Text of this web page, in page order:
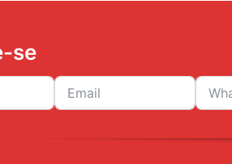
se